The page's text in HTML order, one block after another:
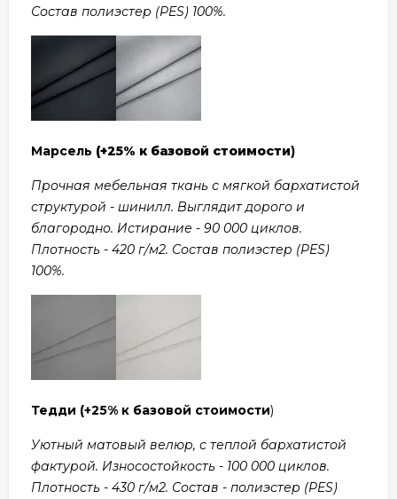
Состав полиэстер (PES) 100%.
Марсель (+25% к базовой стоимости)
Прочная мебельная ткань с мягкой бархатистой
структурой - шинилл. Выглядит дорого и
благородно. Истирание - 90 000 циклов.
Плотность - 420 г/м2. Состав полиэстер (PES)
100%.
Тедди (+25% к базовой стоимости)
Уютный матовый велюр, с теплой бархатистой
фактурой. Износостойкость - 100 000 циклов.
Плотность - 430 г/м2. Состав - полиэстер (PES)